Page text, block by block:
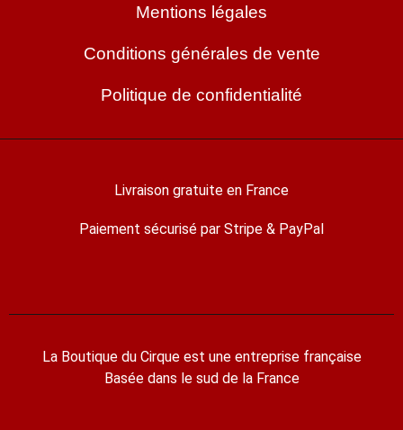
Mentions légales
Conditions générales de vente
Politique de confidentialité
Livraison gratuite en France
Paiement sécurisé par Stripe & PayPal
La Boutique du Cirque est une entreprise française
Basée dans le sud de la France